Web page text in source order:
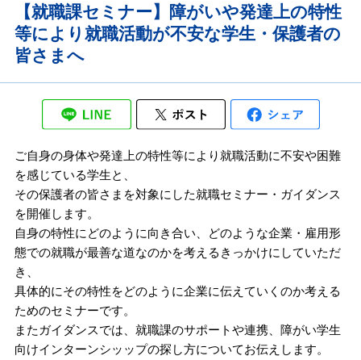
【就職課セミナー】障がいや発達上の特性
等により就職活動が不安な学生・保護者の
皆さまへ
ご自身の身体や発達上の特性等により就職活動に不安や困難
を感じている学生と、
その保護者の皆さまを対象にした就職セミナー・ガイダンス
を開催します。
自身の特性にどのように向き合い、どのような企業・雇用形
態での就職が最善な道なのかを考えるきっかけにしていただ
き、
具体的にその特性をどのように企業に伝えていくのか考える
ためのセミナーです。
またガイダンスでは、就職課のサポートや連携、障がい学生
向けインターンシッップの探し方についてお伝えします。